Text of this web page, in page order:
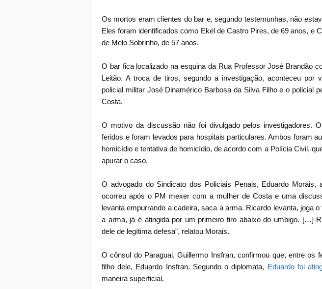
Os mortos eram clientes do bar e, segundo testemunhas, não
Eles foram identificados como Ekel de Castro Pires, de 69 anos, e
de Melo Sobrinho, de 57 anos.
O bar fica localizado na esquina da Rua Professor José Brandão
Leitão. A troca de tiros, segundo a investigação, aconteceu por
policial militar José Dinamérico Barbosa da Silva Filho e o policial
Costa.
O motivo da discussão não foi divulgado pelos investigadores.
feridos e foram levados para hospitais particulares. Ambos foram
homicídio e tentativa de homicídio, de acordo com a Polícia Civil,
apurar o caso.
O advogado do Sindicato dos Policiais Penais, Eduardo Morais,
ocorreu após o PM mexer com a mulher de Costa e uma
levanta empurrando a cadeira, saca a arma. Ricardo levanta, joga
a arma, já é atingida por um primeiro tiro abaixo do umbigo. […]
dele de legítima defesa”, relatou Morais.
O cônsul do Paraguai, Guillermo Insfran, confirmou que, entre os
filho dele, Eduardo Insfran. Segundo o diplomata, Eduardo foi
maneira superficial.